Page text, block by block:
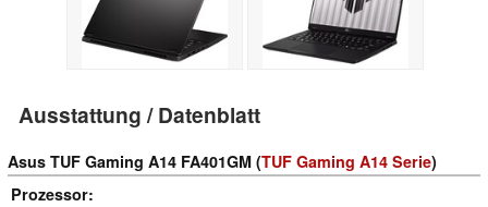
Ausstattung / Datenblatt
Asus TUF Gaming A14 FA401GM (TUF Gaming A14 Serie)
Prozessor